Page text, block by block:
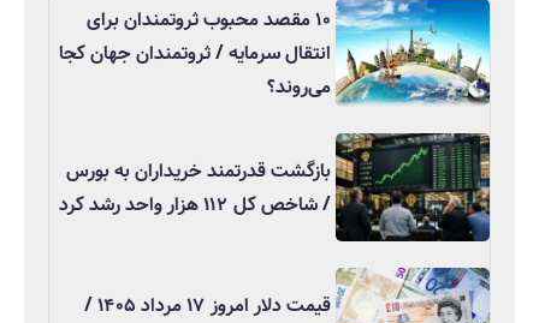
۱۰ مقصد محبوب ثروتمندان برای
انتقال سرمایه / ثروتمندان جهان کجا
می‌روند؟
بازگشت قدرتمند خریداران به بورس
/ شاخص کل ۱۱۲ هزار واحد رشد کرد
قیمت دلار امروز ۱۷ مرداد ۱۴۰۵ /